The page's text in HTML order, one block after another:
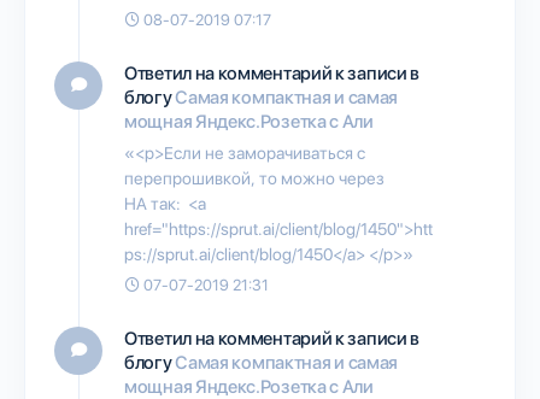
08-07-2019 07:17
Ответил на комментарий к записи в
блогуСамая компактная и самая
мощная Яндекс.Розетка с Али
«<p>Если не заморачиваться с
перепрошивкой, то можно через
HA так: <a
href="https://sprut.ai/client/blog/1450">htt
ps://sprut.ai/client/blog/1450</a> </p>»
07-07-2019 21:31
Ответил на комментарий к записи в
блогуСамая компактная и самая
мощная Яндекс.Розетка с Али